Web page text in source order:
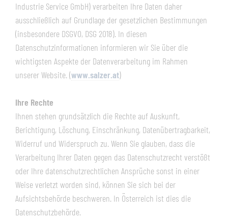
Industrie Service GmbH) verarbeiten Ihre Daten daher
ausschließlich auf Grundlage der gesetzlichen Bestimmungen
(insbesondere DSGVO, DSG 2018). In diesen
Datenschutzinformationen informieren wir Sie über die
wichtigsten Aspekte der Datenverarbeitung im Rahmen
unserer Website. (www.salzer.at)
Ihre Rechte
Ihnen stehen grundsätzlich die Rechte auf Auskunft,
Berichtigung, Löschung, Einschränkung, Datenübertragbarkeit,
Widerruf und Widerspruch zu. Wenn Sie glauben, dass die
Verarbeitung Ihrer Daten gegen das Datenschutzrecht verstößt
oder Ihre datenschutzrechtlichen Ansprüche sonst in einer
Weise verletzt worden sind, können Sie sich bei der
Aufsichtsbehörde beschweren. In Österreich ist dies die
Datenschutzbehörde.